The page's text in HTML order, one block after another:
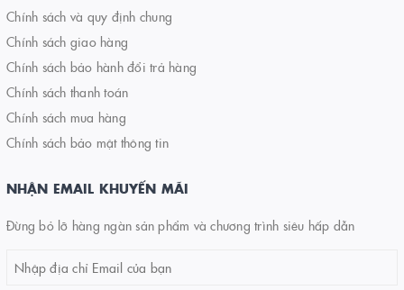
Chính sách và quy định chung
Chính sách giao hàng
Chính sách bảo hành đổi trả hàng
Chính sách thanh toán
Chính sách mua hàng
Chính sách bảo mật thông tin
NHẬN EMAIL KHUYẾN MÃI
Đừng bỏ lỡ hàng ngàn sản phẩm và chương trình siêu hấp dẫn